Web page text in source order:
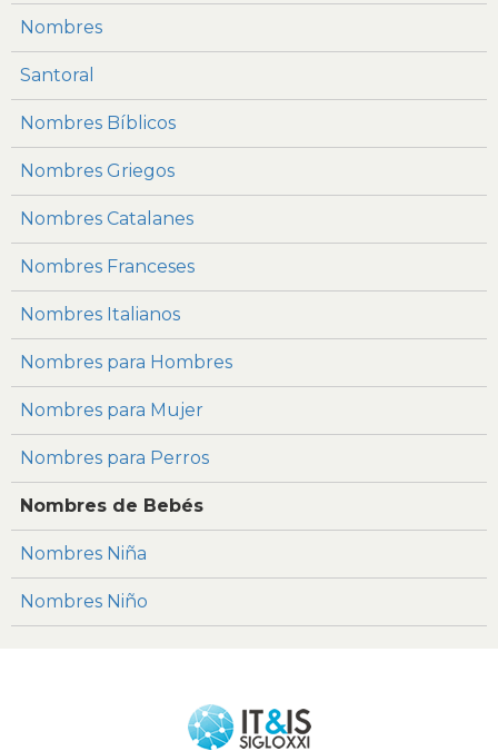
Nombres
Santoral
Nombres Bíblicos
Nombres Griegos
Nombres Catalanes
Nombres Franceses
Nombres Italianos
Nombres para Hombres
Nombres para Mujer
Nombres para Perros
Nombres de Bebés
Nombres Niña
Nombres Niño